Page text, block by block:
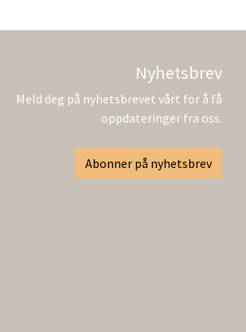
Nyhetsbrev
Meld deg på nyhetsbrevet vårt for å få
oppdateringer fra oss.
Abonner på nyhetsbrev